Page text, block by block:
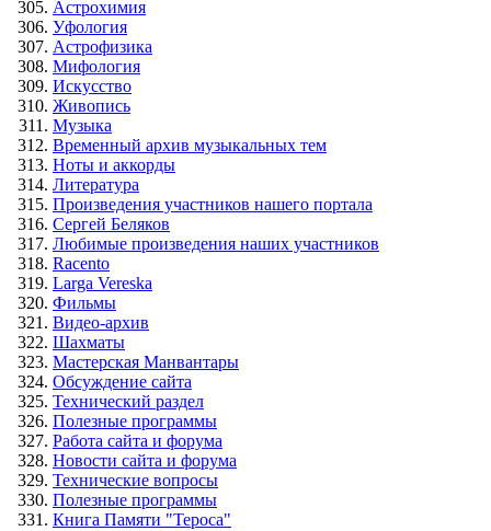
Астрохимия
Уфология
Астрофизика
Мифология
Искусство
Живопись
Музыка
Временный архив музыкальных тем
Ноты и аккорды
Литература
Произведения участников нашего портала
Сергей Беляков
Любимые произведения наших участников
Racento
Larga Vereska
Фильмы
Видео-архив
Шахматы
Мастерская Манвантары
Обсуждение сайта
Технический раздел
Полезные программы
Работа сайта и форума
Новости сайта и форума
Технические вопросы
Полезные программы
Книга Памяти "Тероса"